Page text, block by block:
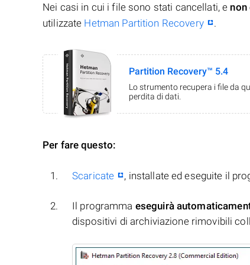
Nei casi in cui i file sono stati cancellati, e non
utilizzate Hetman Partition Recovery .
Partition Recovery™ 5.4
Lo strumento recupera i file da
perdita di dati.
Per fare questo:
Scaricate , installate ed eseguite il
Il programma eseguirà
dispositivi di archiviazione rimovibili